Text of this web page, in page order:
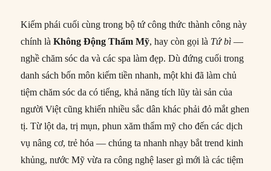
Kiếm phái cuối cùng trong bộ tứ công thức thành công này
chính làKhông Động Thẩm Mỹ, hay còn gọi là Tứ bì —
nghề chăm sóc da và các spa làm đẹp. Dù đứng cuối trong
danh sách bốn môn kiếm tiền nhanh, một khi đã làm chủ
tiệm chăm sóc da có tiếng, khả năng tích lũy tài sản của
người Việt cũng khiến nhiều sắc dân khác phải đỏ mắt ghen
tị. Từ lột da, trị mụn, phun xăm thẩm mỹ cho đến các dịch
vụ nâng cơ, trẻ hóa — chúng ta nhanh nhạy bắt trend kinh
khủng, nước Mỹ vừa ra công nghệ laser gì mới là các tiệm